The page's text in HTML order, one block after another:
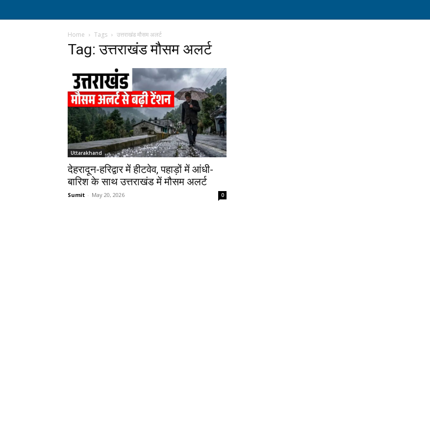
Home Tags उत्तराखंड मौसम अलर्ट
Tag: उत्तराखंड मौसम अलर्ट
Uttarakhand
देहरादून-हरिद्वार में हीटवेव, पहाड़ों में आंधी-
बारिश के साथ उत्तराखंड में मौसम अलर्ट
Sumit - May 20, 2026 0